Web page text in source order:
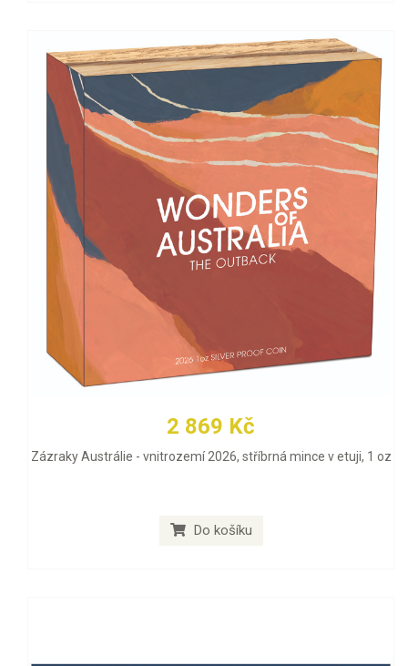
2 869 Kč
Zázraky Austrálie - vnitrozemí 2026, stříbrná mince v etuji, 1 oz
Do košíku